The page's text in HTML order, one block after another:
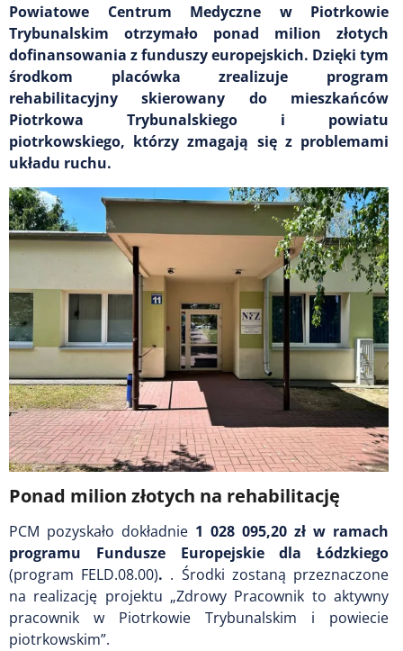
Powiatowe Centrum Medyczne w Piotrkowie
Trybunalskim otrzymało ponad milion złotych
dofinansowania z funduszy europejskich. Dzięki tym
środkom placówka zrealizuje program
rehabilitacyjny skierowany do mieszkańców
Piotrkowa Trybunalskiego i powiatu
piotrkowskiego, którzy zmagają się z problemami
układu ruchu.
Ponad milion złotych na rehabilitację
PCM pozyskało dokładnie 1 028 095,20 zł w ramach
programu Fundusze Europejskie dla Łódzkiego
(program FELD.08.00). . Środki zostaną przeznaczone
na realizację projektu „Zdrowy Pracownik to aktywny
pracownik w Piotrkowie Trybunalskim i powiecie
piotrkowskim”.